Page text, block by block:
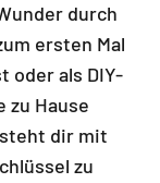
durch
ersten Mal
oder als DIY-
Hause
dir mit
zu